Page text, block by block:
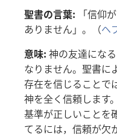
聖書の言葉: 「信仰
ありません」。（ヘ
意味: 神の友達になる
なりません。 聖書に
存在を信じることで
神を全く 信頼します。
基準が正しいことを
てるには， 信頼が欠